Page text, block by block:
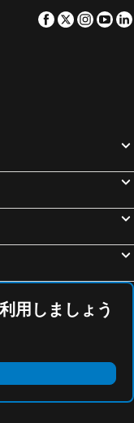
ウス 台北 (寒舍艾麗酒店)
Hotel
District, spa hotels
spa hotels
Facebook
Twitter
用しましょう